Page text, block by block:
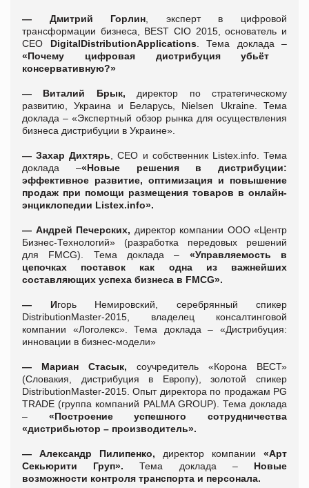
— Дмитрий Горлин , эксперт в цифровой
трансформации бизнеса, BEST CIO 2015, основатель и
CEO DigitalDistributionApplications. Тема доклада –
«Почему цифровая дистрибуция убьёт
консервативную?»
— Виталий Брык, директор по стратегическому
развитию, Украина и Беларусь, Nielsen Ukraine. Тема
доклада – «Экспертный обзор рынка для осуществления
бизнеса дистрибуции в Украине».
—Захар Дихтярь , СEO и собственник Listex.info. Тема
доклада –«Новые решения в дистрибуции:
эффективное развитие, оптимизация и повышение
продаж при помощи размещения товаров в онлайн-
энциклопедии Listex.info».
— Андрей Печерских, директор компании ООО «Центр
Бизнес-Технологий» (разработка передовых решений
для FMCG). Тема доклада – «Управляемость в
цепочках поставок как одна из важнейших
составляющих успеха бизнеса в FMCG».
— Игорь Немировский, серебрянный спикер
DistributionMaster-2015, владелец консалтинговой
компании «Логолекс». Тема доклада – «Дистрибуция:
инновации в бизнес-модели»
— Мариан Стасык, соучредитель «Корона ВЕСТ»
(Словакия, дистрибуция в Европу), золотой спикер
DistributionMaster-2015. Опыт директора по продажам PG
TRADE (группа компаний PALMA GROUP). Тема доклада
– «Построение успешного сотрудничества
«дистрибьютор – производитель».
— Александр Пилипенко, директор компании «Арт
Секьюрити Груп».Тема доклада – Новые
возможности контроля транспорта и персонала.